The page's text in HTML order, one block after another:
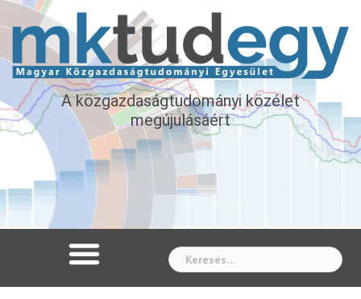
A közgazdaságtudományi közélet
megújulásáért